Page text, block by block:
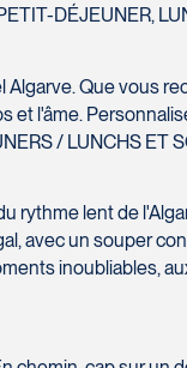
DÉJEUNER,
Que vous
l'âme.
/ LUNCHS ET
rythme lent de
avec un souper
inoubliables,